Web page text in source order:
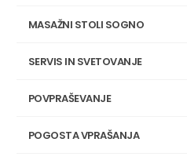
MASAŽNI STOLI SOGNO
SERVIS IN SVETOVANJE
POVPRAŠEVANJE
POGOSTA VPRAŠANJA